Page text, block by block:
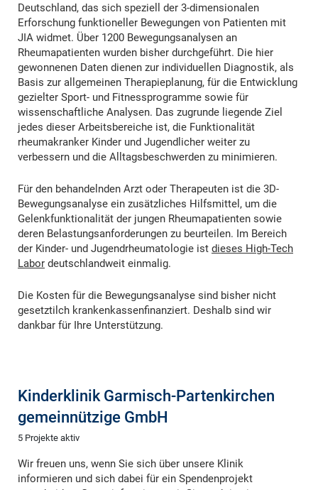
Deutschland, das sich speziell der 3-dimensionalen
Erforschung funktioneller Bewegungen von Patienten mit
JIA widmet. Über 1200 Bewegungsanalysen an
Rheumapatienten wurden bisher durchgeführt. Die hier
gewonnenen Daten dienen zur individuellen Diagnostik, als
Basis zur allgemeinen Therapieplanung, für die Entwicklung
gezielter Sport- und Fitnessprogramme sowie für
wissenschaftliche Analysen. Das zugrunde liegende Ziel
jedes dieser Arbeitsbereiche ist, die Funktionalität
rheumakranker Kinder und Jugendlicher weiter zu
verbessern und die Alltagsbeschwerden zu minimieren.
Für den behandelnden Arzt oder Therapeuten ist die 3D-
Bewegungsanalyse ein zusätzliches Hilfsmittel, um die
Gelenkfunktionalität der jungen Rheumapatienten sowie
deren Belastungsanforderungen zu beurteilen. Im Bereich
der Kinder- und Jugendrheumatologie ist dieses High-Tech
Labor deutschlandweit einmalig.
Die Kosten für die Bewegungsanalyse sind bisher nicht
gesetztilch krankenkassenfinanziert. Deshalb sind wir
dankbar für Ihre Unterstützung.
Kinderklinik Garmisch-Partenkirchen
gemeinnützige GmbH
5 Projekte aktiv
Wir freuen uns, wenn Sie sich über unsere Klinik
informieren und sich dabei für ein Spendenprojekt